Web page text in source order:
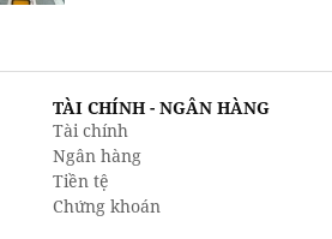
TÀI CHÍNH - NGÂN HÀNG
Tài chính
Ngân hàng
Tiền tệ
Chứng khoán